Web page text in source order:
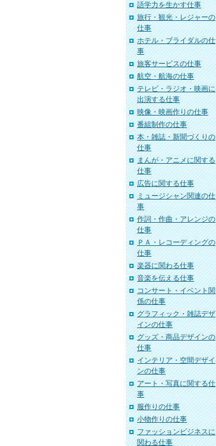
語学力を生かす仕事
旅行・観光・レジャーの
仕事
ホテル・ブライダルの仕
事
旅客サービスの仕事
航空・航海の仕事
テレビ・ラジオ・映画に
出演する仕事
映像・映画作りの仕事
番組制作の仕事
本・雑誌・新聞づくりの
仕事
まんが・アニメに関する
仕事
広告に関する仕事
ミュージシャン関連の仕
事
作詞・作曲・アレンジの
仕事
ＰＡ・レコーディングの
仕事
楽器に関わる仕事
音楽を伝える仕事
コンサート・イベント関
係の仕事
グラフィック・雑誌デザ
インの仕事
グッズ・商品デザインの
仕事
インテリア・空間デザイ
ンの仕事
アート・写真に関する仕
事
服作りの仕事
小物作りの仕事
ファッションビジネスに
関わる仕事